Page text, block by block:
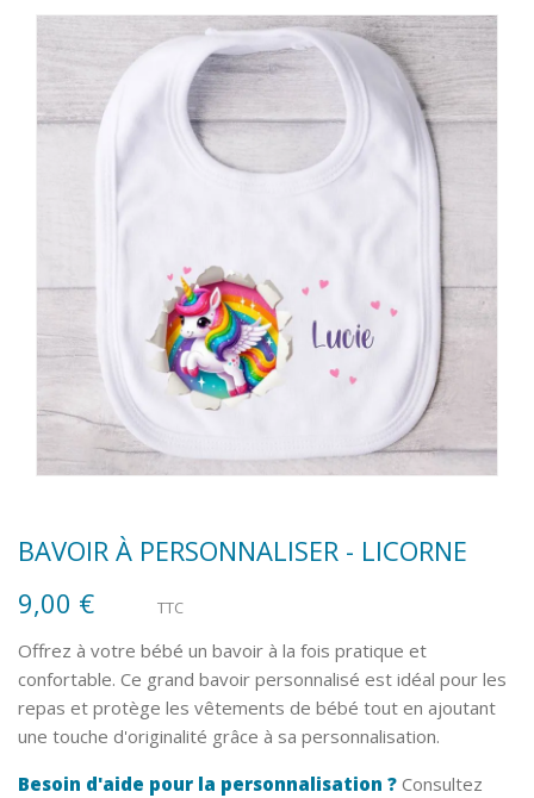
BAVOIR À PERSONNALISER - LICORNE
9,00 €
TTC
Offrez à votre bébé un bavoir à la fois pratique et
confortable. Ce grand bavoir personnalisé est idéal pour les
repas et protège les vêtements de bébé tout en ajoutant
une touche d'originalité grâce à sa personnalisation.
Besoin d'aide pour la personnalisation ? Consultez